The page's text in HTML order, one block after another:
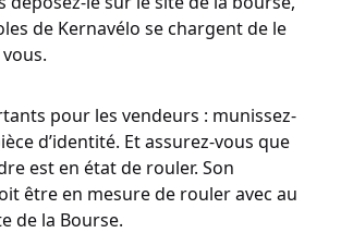
de Kernavélo se chargent de le
pour les vendeurs : munissez-
d’identité. Et assurez-vous que
est en état de rouler. Son
être en mesure de rouler avec au
de la Bourse.